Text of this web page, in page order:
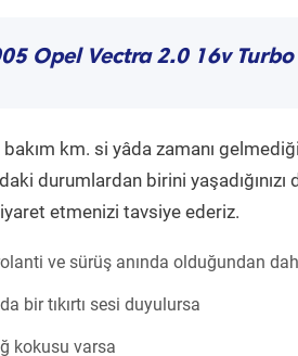
Opel Vectra 2.0 16v Turbo
km. si yâda zamanı
durumlardan birini
etmenizi tavsiye ederiz.
ve sürüş anında olduğundan
bir tıkırtı sesi duyulursa
kokusu varsa